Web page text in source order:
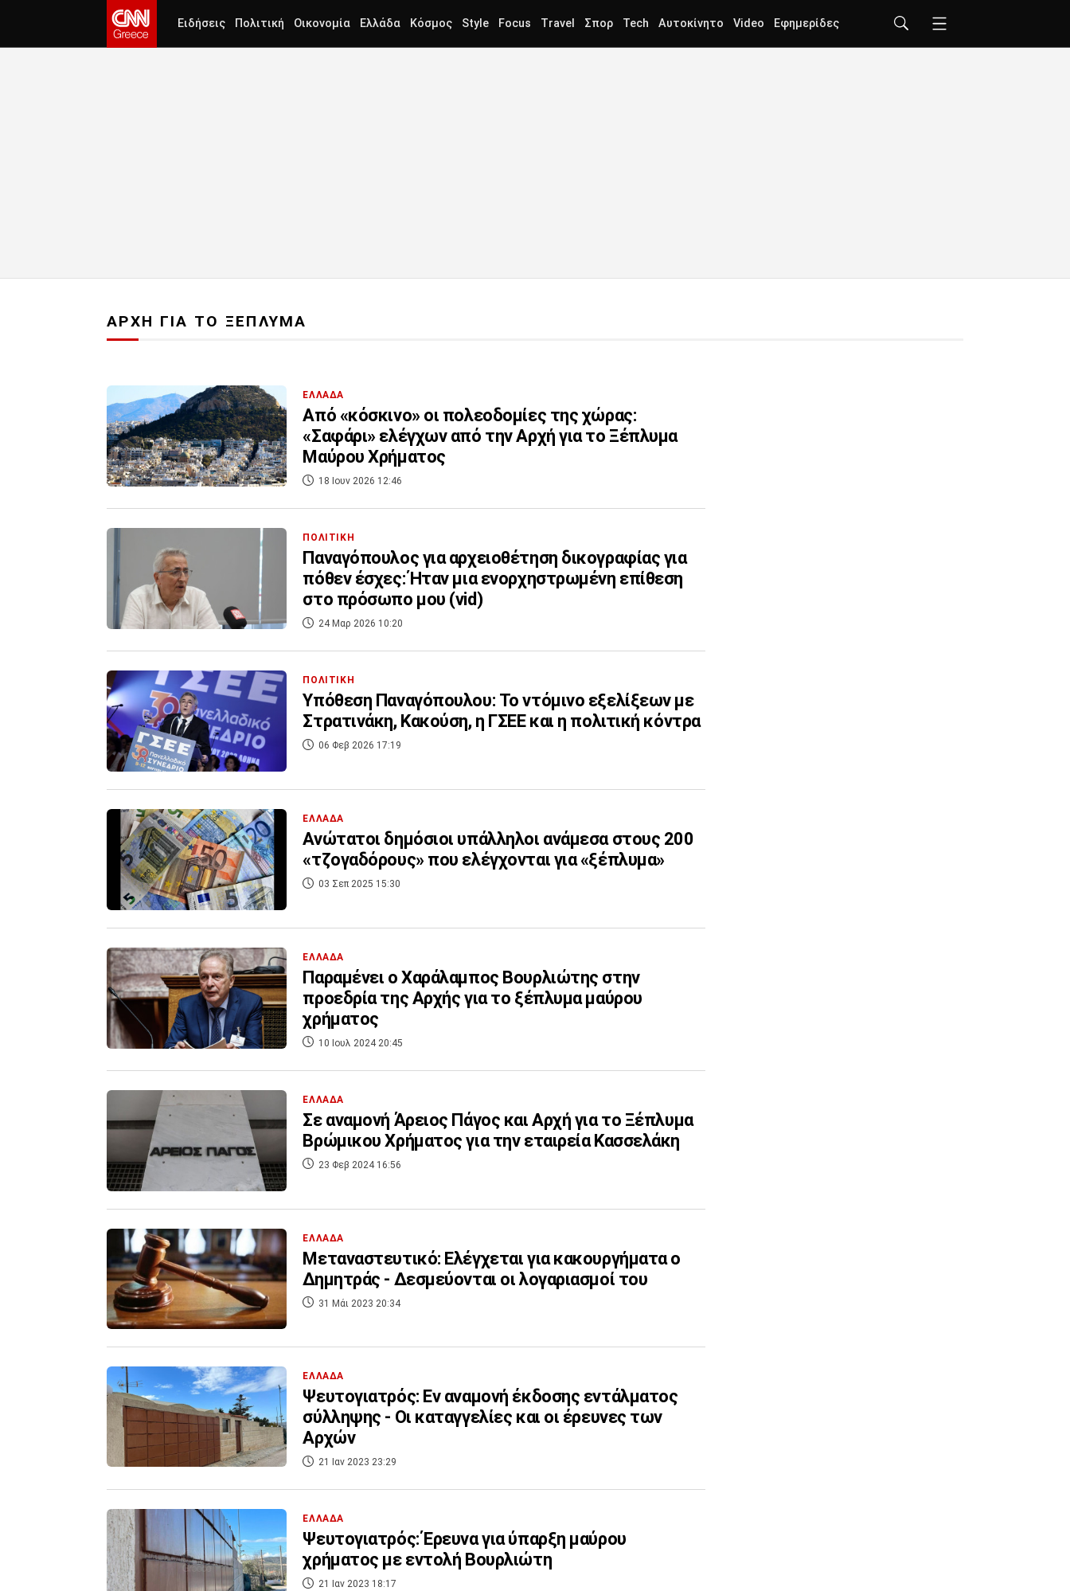
Ειδήσεις Πολιτική Οικονομία Ελλάδα Κόσμος Style Focus Travel Σπορ Tech Αυτοκίνητο Video Εφημερίδες
ΑΡΧΗ ΓΙΑ ΤΟ ΞΕΠΛΥΜΑ
ΕΛΛΑΔΑ
Από «κόσκινο» οι πολεοδομίες της χώρας:
«Σαφάρι» ελέγχων από την Αρχή για το Ξέπλυμα
Μαύρου Χρήματος
18 Ιουν 2026 12:46
ΠΟΛΙΤΙΚΗ
Παναγόπουλος για αρχειοθέτηση δικογραφίας για
πόθεν έσχες: Ήταν μια ενορχηστρωμένη επίθεση
στο πρόσωπο μου (vid)
24 Μαρ 2026 10:20
ΠΟΛΙΤΙΚΗ
Υπόθεση Παναγόπουλου: Το ντόμινο εξελίξεων με
Στρατινάκη, Κακούση, η ΓΣΕΕ και η πολιτική κόντρα
06 Φεβ 2026 17:19
ΕΛΛΑΔΑ
Ανώτατοι δημόσιοι υπάλληλοι ανάμεσα στους 200
«τζογαδόρους» που ελέγχονται για «ξέπλυμα»
03 Σεπ 2025 15:30
ΕΛΛΑΔΑ
Παραμένει ο Χαράλαμπος Βουρλιώτης στην
προεδρία της Αρχής για το ξέπλυμα μαύρου
χρήματος
10 Ιουλ 2024 20:45
ΕΛΛΑΔΑ
Σε αναμονή Άρειος Πάγος και Αρχή για το Ξέπλυμα
Βρώμικου Χρήματος για την εταιρεία Κασσελάκη
23 Φεβ 2024 16:56
ΕΛΛΑΔΑ
Mεταναστευτικό: Ελέγχεται για κακουργήματα ο
Δημητράς - Δεσμεύονται οι λογαριασμοί του
31 Μάι 2023 20:34
ΕΛΛΑΔΑ
Ψευτογιατρός: Εν αναμονή έκδοσης εντάλματος
σύλληψης - Οι καταγγελίες και οι έρευνες των
Αρχών
21 Ιαν 2023 23:29
ΕΛΛΑΔΑ
Ψευτογιατρός: Έρευνα για ύπαρξη μαύρου
χρήματος με εντολή Βουρλιώτη
21 Ιαν 2023 18:17